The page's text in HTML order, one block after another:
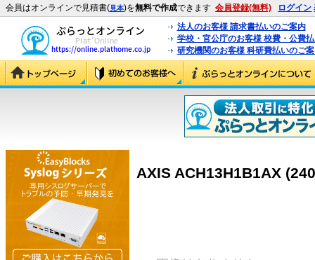
会員はオンラインで見積書(見本)を無料で作成できます 会員登録(無料) ログイン
法人のお客様 請求書払いのご案内
学校・官公庁のお客様 校費・公費
研究機関のお客様 科研費払いのご
AXIS ACH13H1B1AX